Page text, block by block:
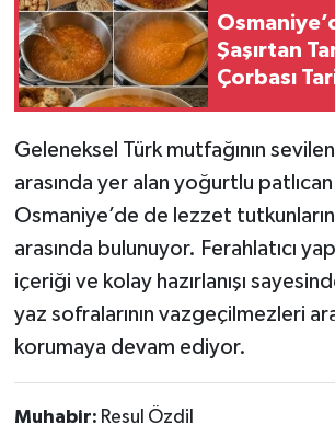
Şaşırtan
Çorbası
Geleneksel Türk mutfağının
arasında yer alan yoğurtlu patlıcan
Osmaniye’de de lezzet
arasında bulunuyor. Ferahlatıcı
içeriği ve kolay hazırlanışı
yaz sofralarının vazgeçilmezleri
korumaya devam ediyor.
Muhabir: Resul Özdil